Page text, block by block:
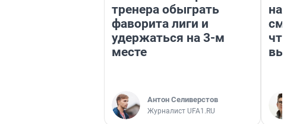
тренера обыграть
фаворита лиги и
удержаться на 3-м
месте
Антон Селиверстов
Журналист UFA1.RU